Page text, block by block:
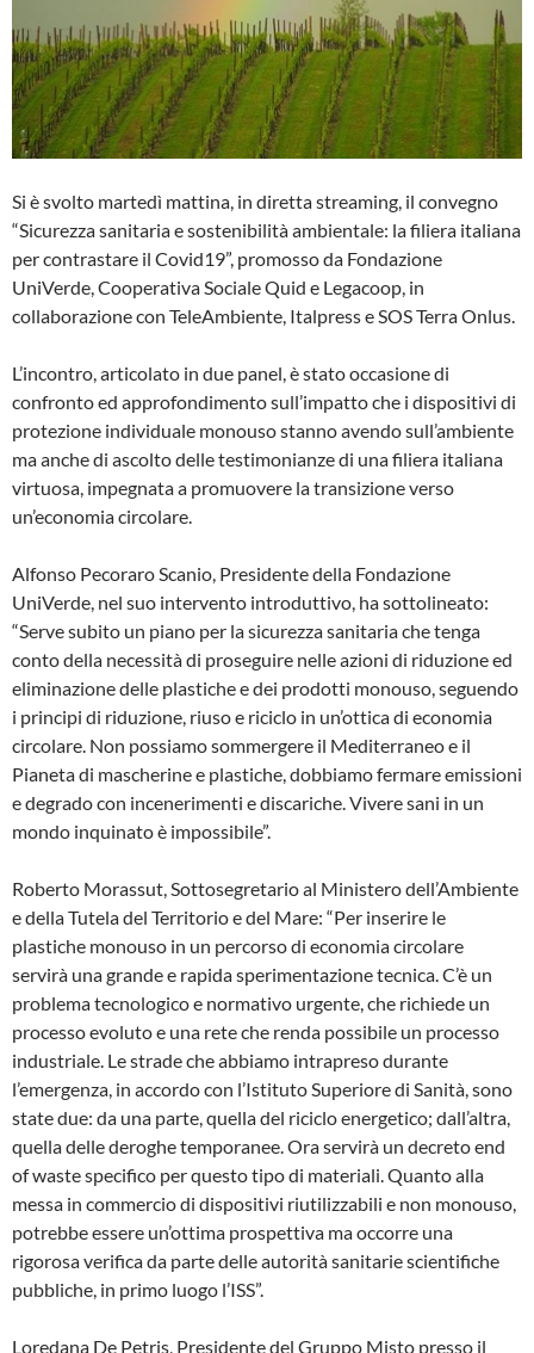
Si è svolto martedì mattina, in diretta streaming, il convegno
“Sicurezza sanitaria e sostenibilità ambientale: la filiera italiana
per contrastare il Covid19”, promosso da Fondazione
UniVerde, Cooperativa Sociale Quid e Legacoop, in
collaborazione con TeleAmbiente, Italpress e SOS Terra Onlus.
L’incontro, articolato in due panel, è stato occasione di
confronto ed approfondimento sull’impatto che i dispositivi di
protezione individuale monouso stanno avendo sull’ambiente
ma anche di ascolto delle testimonianze di una filiera italiana
virtuosa, impegnata a promuovere la transizione verso
un’economia circolare.
Alfonso Pecoraro Scanio, Presidente della Fondazione
UniVerde, nel suo intervento introduttivo, ha sottolineato:
“Serve subito un piano per la sicurezza sanitaria che tenga
conto della necessità di proseguire nelle azioni di riduzione ed
eliminazione delle plastiche e dei prodotti monouso, seguendo
i principi di riduzione, riuso e riciclo in un’ottica di economia
circolare. Non possiamo sommergere il Mediterraneo e il
Pianeta di mascherine e plastiche, dobbiamo fermare emissioni
e degrado con incenerimenti e discariche. Vivere sani in un
mondo inquinato è impossibile”.
Roberto Morassut, Sottosegretario al Ministero dell’Ambiente
e della Tutela del Territorio e del Mare: “Per inserire le
plastiche monouso in un percorso di economia circolare
servirà una grande e rapida sperimentazione tecnica. C’è un
problema tecnologico e normativo urgente, che richiede un
processo evoluto e una rete che renda possibile un processo
industriale. Le strade che abbiamo intrapreso durante
l’emergenza, in accordo con l’Istituto Superiore di Sanità, sono
state due: da una parte, quella del riciclo energetico; dall’altra,
quella delle deroghe temporanee. Ora servirà un decreto end
of waste specifico per questo tipo di materiali. Quanto alla
messa in commercio di dispositivi riutilizzabili e non monouso,
potrebbe essere un’ottima prospettiva ma occorre una
rigorosa verifica da parte delle autorità sanitarie scientifiche
pubbliche, in primo luogo l’ISS”.
Loredana De Petris, Presidente del Gruppo Misto presso il